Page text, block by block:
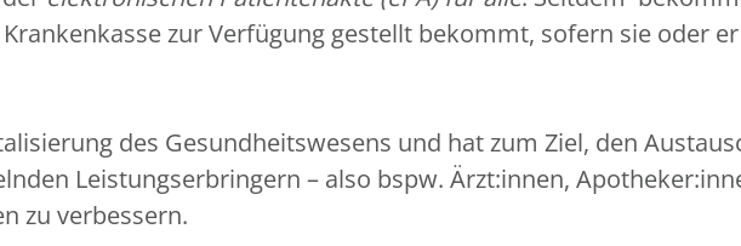
zur Verfügung gestellt bekommt, sofern sie oder
des Gesundheitswesens und hat zum Ziel, den
Leistungserbringern – also bspw. Ärzt:innen,
zu verbessern.